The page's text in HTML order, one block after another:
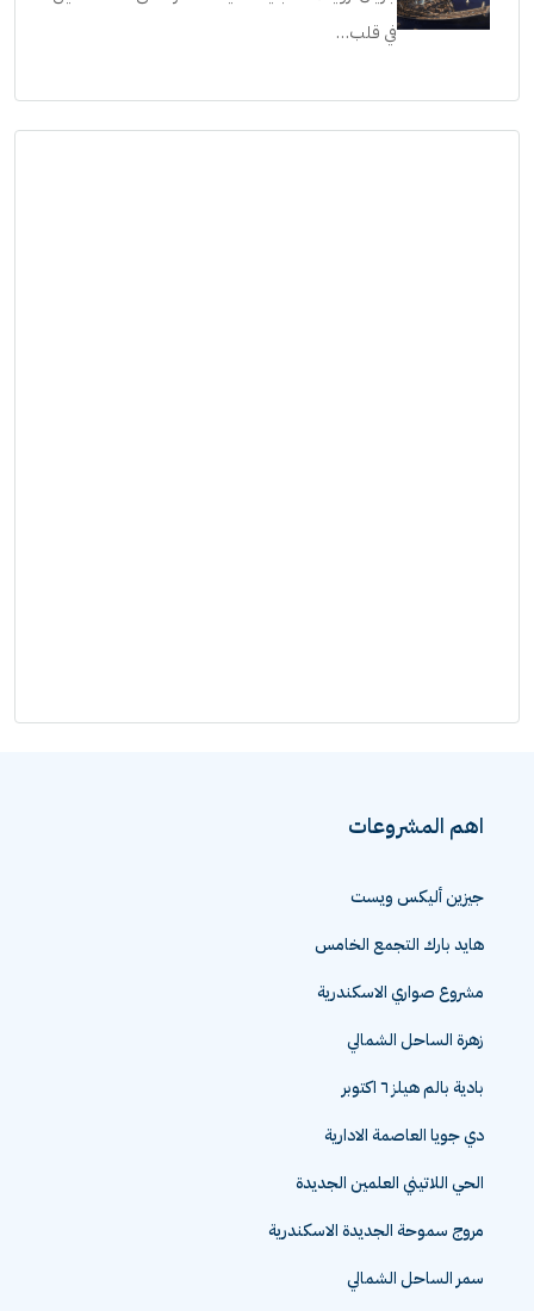
في قلب…
اهم المشروعات
جيزين أليكس ويست
هايد بارك التجمع الخامس
مشروع صواري الاسكندرية
زهرة الساحل الشمالي
بادية بالم هيلز ٦ اكتوبر
دي جويا العاصمة الادارية
الحي اللاتيني العلمين الجديدة
مروج سموحة الجديدة الاسكندرية
سمر الساحل الشمالي